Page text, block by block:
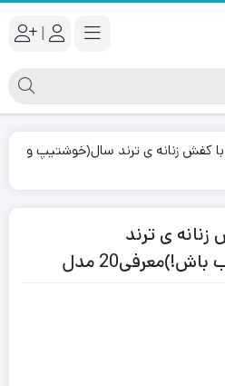
|
با کفش زنانه ی ترند سال(خوشتیپ و
زنانه ی ترند
مدل